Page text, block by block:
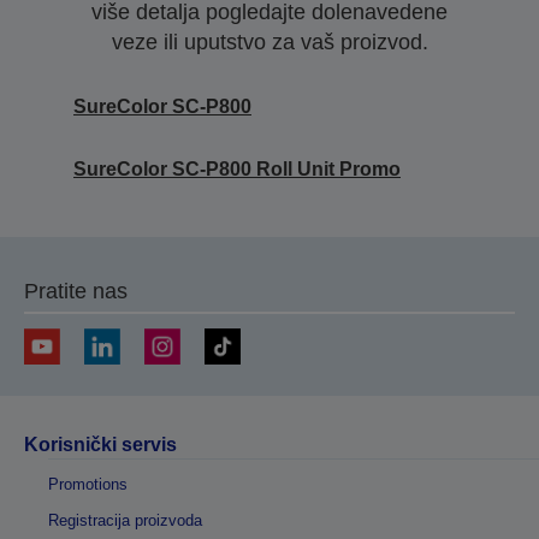
više detalja pogledajte dolenavedene
veze ili uputstvo za vaš proizvod.
SureColor SC-P800
SureColor SC-P800 Roll Unit Promo
Pratite nas
Korisnički servis
Promotions
Registracija proizvoda